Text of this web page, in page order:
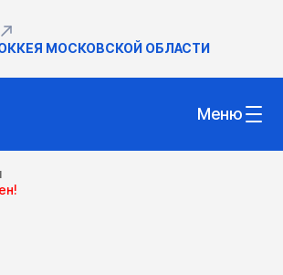
МОСКОВСКОЙ ОБЛАСТИ
Меню